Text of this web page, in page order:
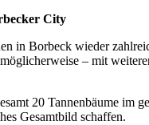
City
in Borbeck wieder
– mit
20 Tannenbäume im
Gesamtbild schaffen.